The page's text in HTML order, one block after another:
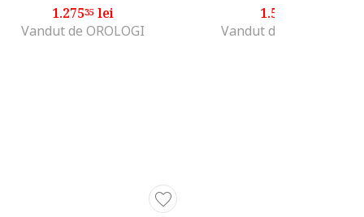
1.27535 lei
Vandut de OROLOGI
1.555
Vandut de CrystalTime